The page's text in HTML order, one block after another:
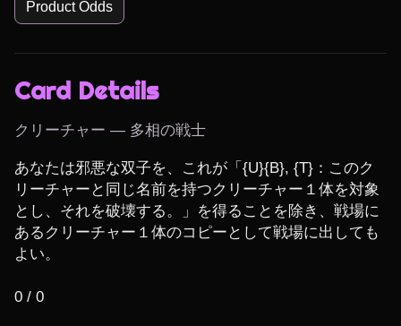
Product Odds
Card Details
クリーチャー — 多相の戦士
あなたは邪悪な双子を、これが「{U}{B}, {T}：このク
リーチャーと同じ名前を持つクリーチャー１体を対象
とし、それを破壊する。」を得ることを除き、戦場に
あるクリーチャー１体のコピーとして戦場に出しても
よい。
0 / 0